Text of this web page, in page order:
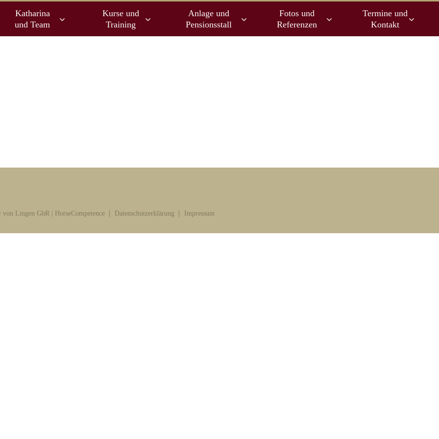
Katharina
und Team
Kurse und
Training
Anlage und
Pensionsstall
Fotos und
Referenzen
Termine und
Kontakt
von Lingen GbR | HorseCompetence Datenschutzerklärung Impressum